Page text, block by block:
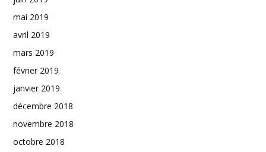
mai 2019
avril 2019
mars 2019
février 2019
janvier 2019
décembre 2018
novembre 2018
octobre 2018